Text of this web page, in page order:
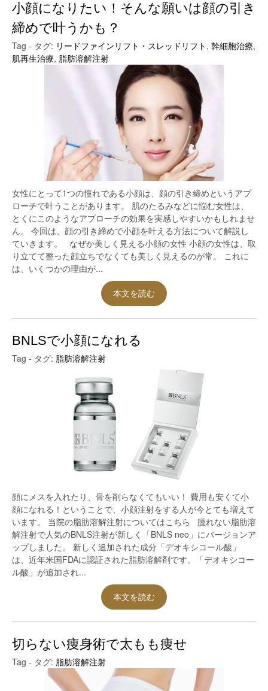
小顔になりたい！そんな願いは顔の引き
締めで叶うかも？
Tag - タグ: リードファインリフト・スレッドリフト , 幹細胞治療,
肌再生治療, 脂肪溶解注射
女性にとって1つの憧れである小顔は、顔の引き締めというアプ
ローチで叶うことがあります。 肌のたるみなどに悩む女性は、
とくにこのようなアプローチの効果を実感しやすいかもしれませ
ん。 今回は、顔の引き締めで小顔を叶える方法について解説し
ていきます。 なぜか美しく見える小顔の女性 小顔の女性は、取
り立てて整った顔立ちでなくても美しく見えるのが常。 これに
は、いくつかの理由が...
本文を読む
BNLSで小顔になれる
Tag - タグ: 脂肪溶解注射
顔にメスを入れたり、骨を削らなくてもいい！ 費用も安くて小
顔になれる！ということで、小顔注射をする人が今とても増えて
います。 当院の脂肪溶解注射についてはこちら 腫れない脂肪溶
解注射で人気のBNLS注射が新しく「BNLS neo」にバージョンア
ップしました。 新しく追加された成分「デオキシコール酸」
は、近年米国FDAに認証された脂肪溶解剤です。「デオキシコー
ル酸」が追加され...
本文を読む
切らない痩身術で太もも痩せ
Tag - タグ: 脂肪溶解注射